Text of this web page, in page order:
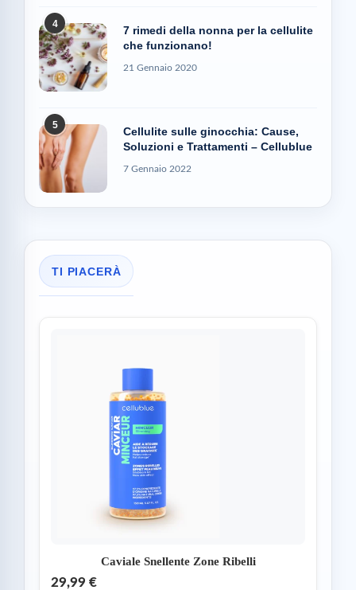
4
7 rimedi della nonna per la cellulite
che funzionano!
21 Gennaio 2020
5
Cellulite sulle ginocchia: Cause,
Soluzioni e Trattamenti – Cellublue
7 Gennaio 2022
TI PIACERÀ
Caviale Snellente Zone Ribelli
29,99 €